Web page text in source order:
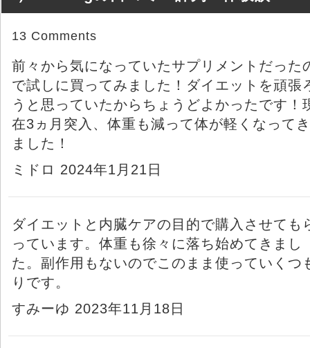
13 Comments
前々から気になっていたサプリメントだった
で試しに買ってみました！ダイエットを頑張
うと思っていたからちょうどよかったです！
在3ヵ月突入、体重も減って体が軽くなってき
ました！
ミドロ 2024年1月21日
ダイエットと内臓ケアの目的で購入させても
っています。体重も徐々に落ち始めてきまし
た。副作用もないのでこのまま使っていくつ
りです。
すみーゆ 2023年11月18日